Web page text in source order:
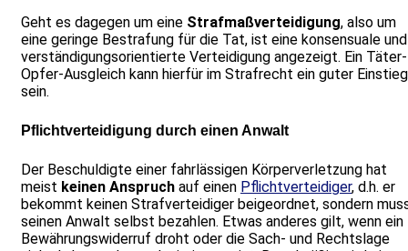
Geht es dagegen um eine Strafmaßverteidigung, also um
eine geringe Bestrafung für die Tat, ist eine konsensuale und
verständigungsorientierte Verteidigung angezeigt. Ein Täter-
Opfer-Ausgleich kann hierfür im Strafrecht ein guter Einstieg
sein.
Pflichtverteidigung durch einen Anwalt
Der Beschuldigte einer fahrlässigen Körperverletzung hat
meist keinen Anspruch auf einen Pflichtverteidiger, d.h. er
bekommt keinen Strafverteidiger beigeordnet, sondern
seinen Anwalt selbst bezahlen. Etwas anderes gilt, wenn ein
Bewährungswiderruf droht oder die Sach- und Rechtslage